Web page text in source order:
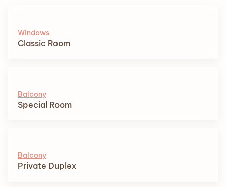
Windows
Classic Room
Balcony
Special Room
Balcony
Private Duplex